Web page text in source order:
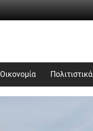
Οικονομία Πολιτιστικά